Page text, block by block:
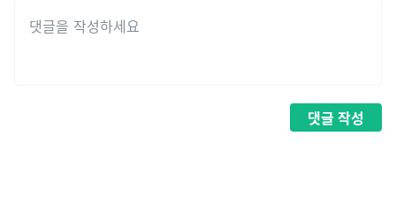
댓글 작성